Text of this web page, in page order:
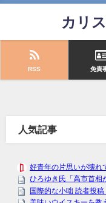
カリ
RSS 免責
人気記事